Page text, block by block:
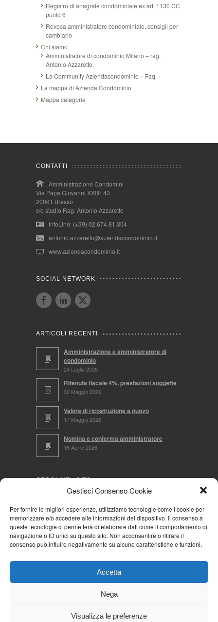
Gestisci Consenso Cookie
Per fornire le migliori esperienze, utilizziamo tecnologie come i cookie per
memorizzare e/o accedere alle informazioni del dispositivo. Il consenso a
queste tecnologie ci permetterà di elaborare dati come il comportamento di
navigazione o ID unici su questo sito. Non acconsentire o ritirare il
consenso può influire negativamente su alcune caratteristiche e funzioni.
Accetta
Nega
Visualizza le preferenze
Registro di anagrafe condominiale ex art. 1130 CC
punto 6
Revoca amministratore condominiale, consigli per
cambiarlo
Chi siamo
Amministratore di condominio Milano – rag.
Antonio Azzaretto
La Community Aziendacondominio – Faq
La mappa di Azienda Condominio
Mappa categorie
CONTATTI
Amministrazione Condomini
Via Papa Giovanni XXIII° 43
20091 Bresso
c/o studio Rag. Antonio Azzaretto
InfoLine: (+39) 02.674.81.304
antonio.azzaretto@aziendacondominio.it
www.aziendacondominio.it
SOCIAL NETWORK
ARTICOLI RECENTI
Amministrazione e amministratore di
condominio
24 Luglio 2026
Ritenuta fiscale 4%, prestazioni soggette
30 Maggio 2026
Valore di ricostruzione a nuovo
17 Maggio 2026
Nomina e conferma amministratore
16 Aprile 2026
CERCA NEL SITO
NAVIGA PER
Mappa completa
Cookie Policy (UE)
Iscriviti alla Community AziendaCondominio